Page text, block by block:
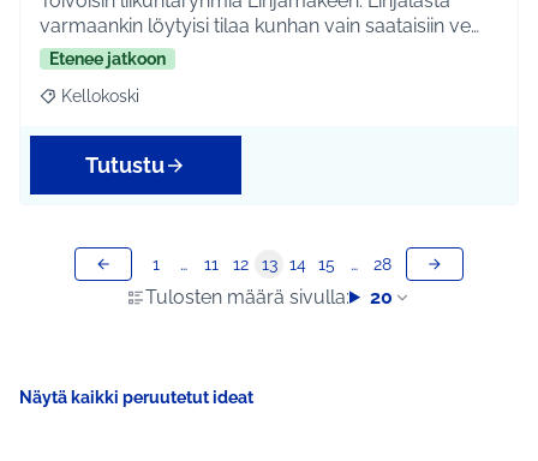
varmaankin löytyisi tilaa kunhan vain saataisiin ve…
Etenee jatkoon
Rajaa tulokset aihepiirin mukaan: Kellokoski
Kellokoski
Tutustu
Tulosten määrä sivulla: 20
1 … 11 12 13 14 15 … 28
Näytä kaikki peruutetut ideat